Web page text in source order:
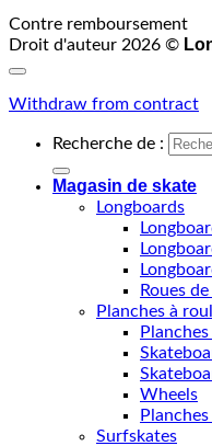
Contre remboursement
Droit d'auteur 2026 ©
Withdraw from contract
Recherche de :
Magasin de skate
Longboards
Roues
Planches à
Wheels
Surfskates